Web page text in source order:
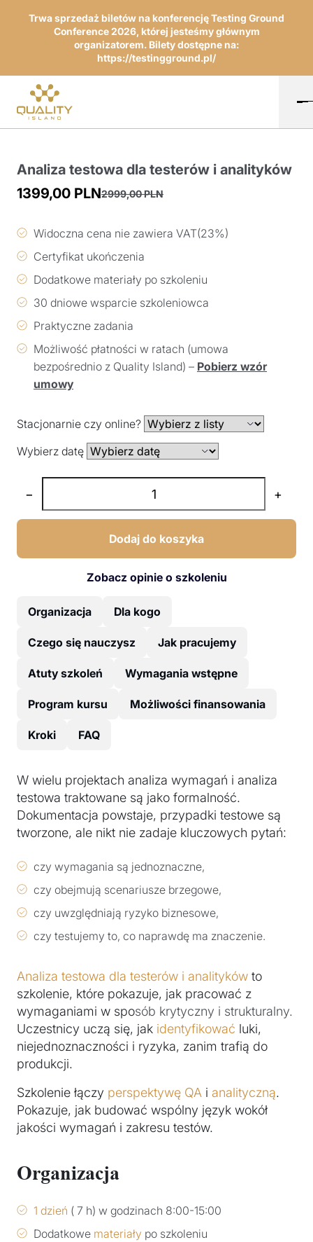
Trwa sprzedaż biletów na konferencję Testing Ground
Conference 2026, której jesteśmy głównym
organizatorem. Bilety dostępne na:
https://testingground.pl/
Analiza testowa dla testerów i analityków
2999,00PLN
cena
2999,00 PLN.
1399,00 PLN
cena
1399,00 PLN.
Widoczna cena nie zawiera VAT(23%)
Certyfikat ukończenia
Dodatkowe materiały po szkoleniu
30 dniowe wsparcie szkoleniowca
Praktyczne zadania
Możliwość płatności w ratach (umowa
bezpośrednio z Quality Island) – Pobierz wzór
umowy
Stacjonarnie czy online?
Wybierz datę
− +
Dodaj do koszyka
Zobacz opinie o szkoleniu
Organizacja Dla kogo
Czego się nauczysz Jak pracujemy
Atuty szkoleń Wymagania wstępne
Program kursu Możliwości finansowania
Kroki FAQ
W wielu projektach analiza wymagań i analiza
testowa traktowane są jako formalność.
Dokumentacja powstaje, przypadki testowe są
tworzone, ale nikt nie zadaje kluczowych pytań:
czy wymagania są jednoznaczne,
czy obejmują scenariusze brzegowe,
czy uwzględniają ryzyko biznesowe,
czy testujemy to, co naprawdę ma znaczenie.
Analiza testowa dla testerów i analityków to
szkolenie, które pokazuje, jak pracować z
wymaganiami w sposób krytyczny i strukturalny.
Uczestnicy uczą się, jak identyfikować luki,
niejednoznaczności i ryzyka, zanim trafią do
produkcji.
Szkolenie łączy perspektywę QA i analityczną.
Pokazuje, jak budować wspólny język wokół
jakości wymagań i zakresu testów.
Organizacja
1 dzień ( 7 h) w godzinach 8:00-15:00
Dodatkowe materiały po szkoleniu